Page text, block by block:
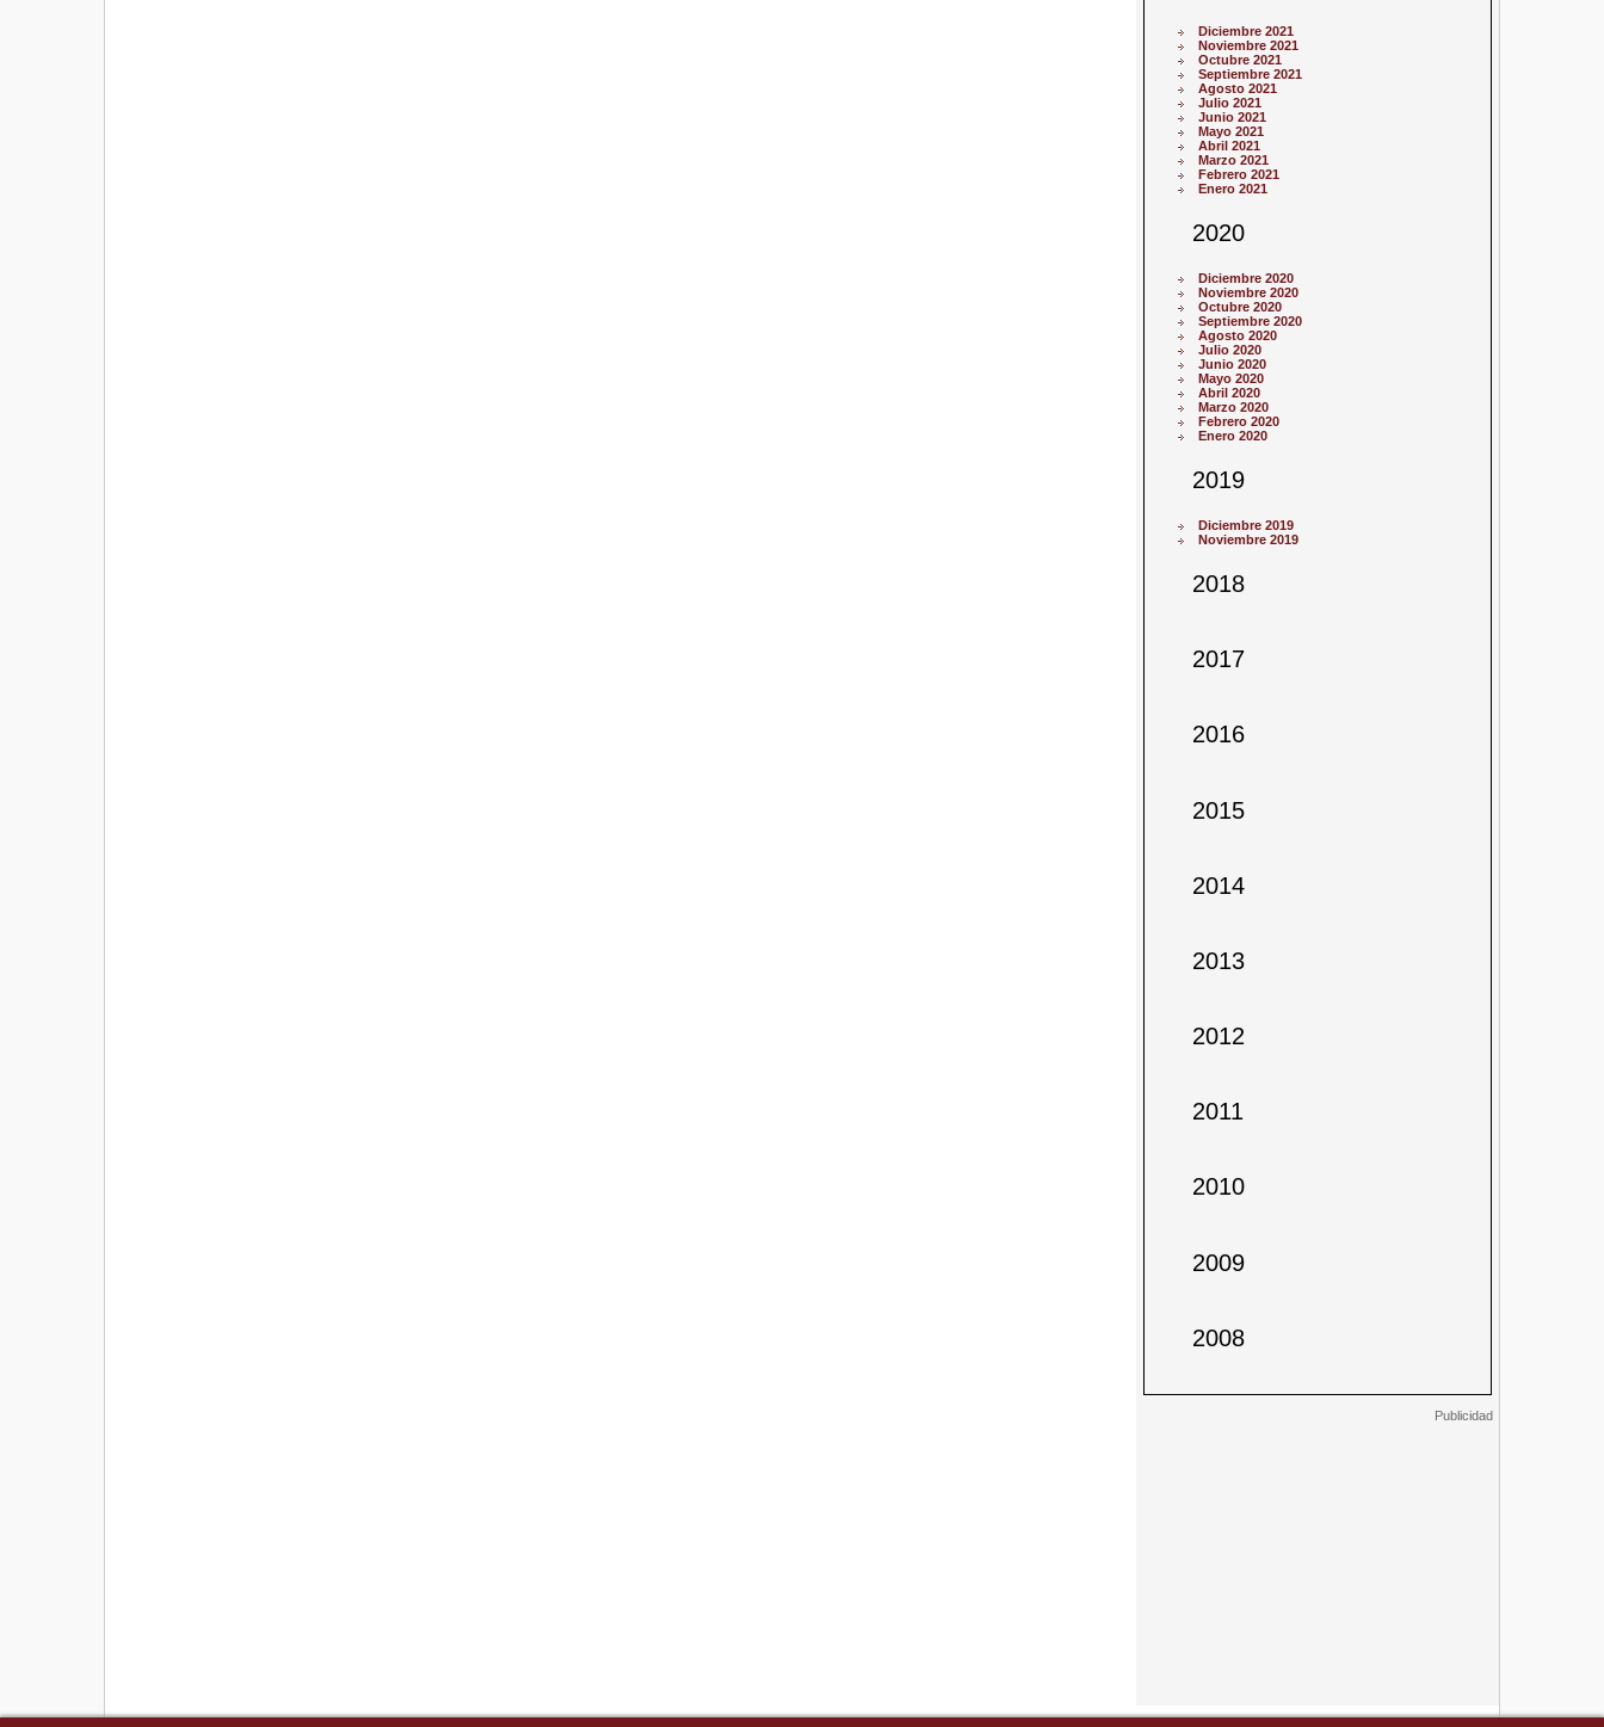
Diciembre 2021
Noviembre 2021
Octubre 2021
Septiembre 2021
Agosto 2021
Julio 2021
Junio 2021
Mayo 2021
Abril 2021
Marzo 2021
Febrero 2021
Enero 2021
2020
Diciembre 2020
Noviembre 2020
Octubre 2020
Septiembre 2020
Agosto 2020
Julio 2020
Junio 2020
Mayo 2020
Abril 2020
Marzo 2020
Febrero 2020
Enero 2020
2019
Diciembre 2019
Noviembre 2019
2018
2017
2016
2015
2014
2013
2012
2011
2010
2009
2008